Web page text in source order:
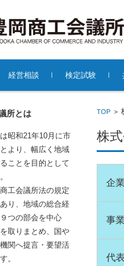
経営相談 検定試験
TOP >
株
企
事
代
所とは
昭和21年10月に市
より、幅広く地域
ことを目的として
工会議所法の規定
り、地域の総合経
つの部会を中心
取りまとめ、国や
関へ提言・要望活
。